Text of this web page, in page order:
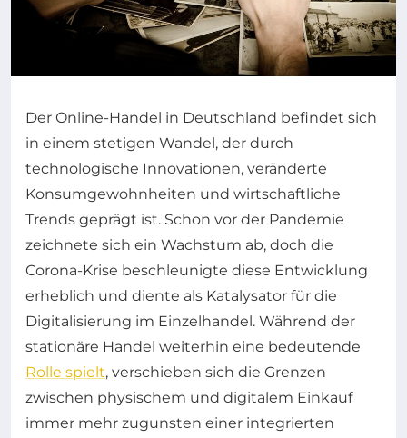
Der Online-Handel in Deutschland befindet sich
in einem stetigen Wandel, der durch
technologische Innovationen, veränderte
Konsumgewohnheiten und wirtschaftliche
Trends geprägt ist. Schon vor der Pandemie
zeichnete sich ein Wachstum ab, doch die
Corona-Krise beschleunigte diese Entwicklung
erheblich und diente als Katalysator für die
Digitalisierung im Einzelhandel. Während der
stationäre Handel weiterhin eine bedeutende
Rolle spielt, verschieben sich die Grenzen
zwischen physischem und digitalem Einkauf
immer mehr zugunsten einer integrierten